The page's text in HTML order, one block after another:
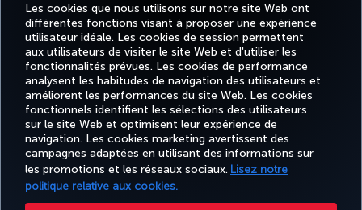
Les cookies que nous utilisons sur notre site Web ont
différentes fonctions visant à proposer une expérience
utilisateur idéale. Les cookies de session permettent
aux utilisateurs de visiter le site Web et d'utiliser les
fonctionnalités prévues. Les cookies de performance
analysent les habitudes de navigation des utilisateurs et
améliorent les performances du site Web. Les cookies
fonctionnels identifient les sélections des utilisateurs
sur le site Web et optimisent leur expérience de
navigation. Les cookies marketing avertissent des
campagnes adaptées en utilisant des informations sur
les promotions et les réseaux sociaux. Lisez notre
politique relative aux cookies.
MEILLEUR WI-FI EN EUROPE
RÉSERVER
ET GÉRER
EXPÉRIENCE
OFFRES ET
DESTINATIONS
AIDE
TURKISH
AIRLINES
HOLIDAYS
Informations Légales Accessibilité
Règlement en ligne des litiges